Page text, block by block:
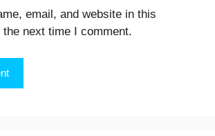
email, and website in this
the next time I comment.